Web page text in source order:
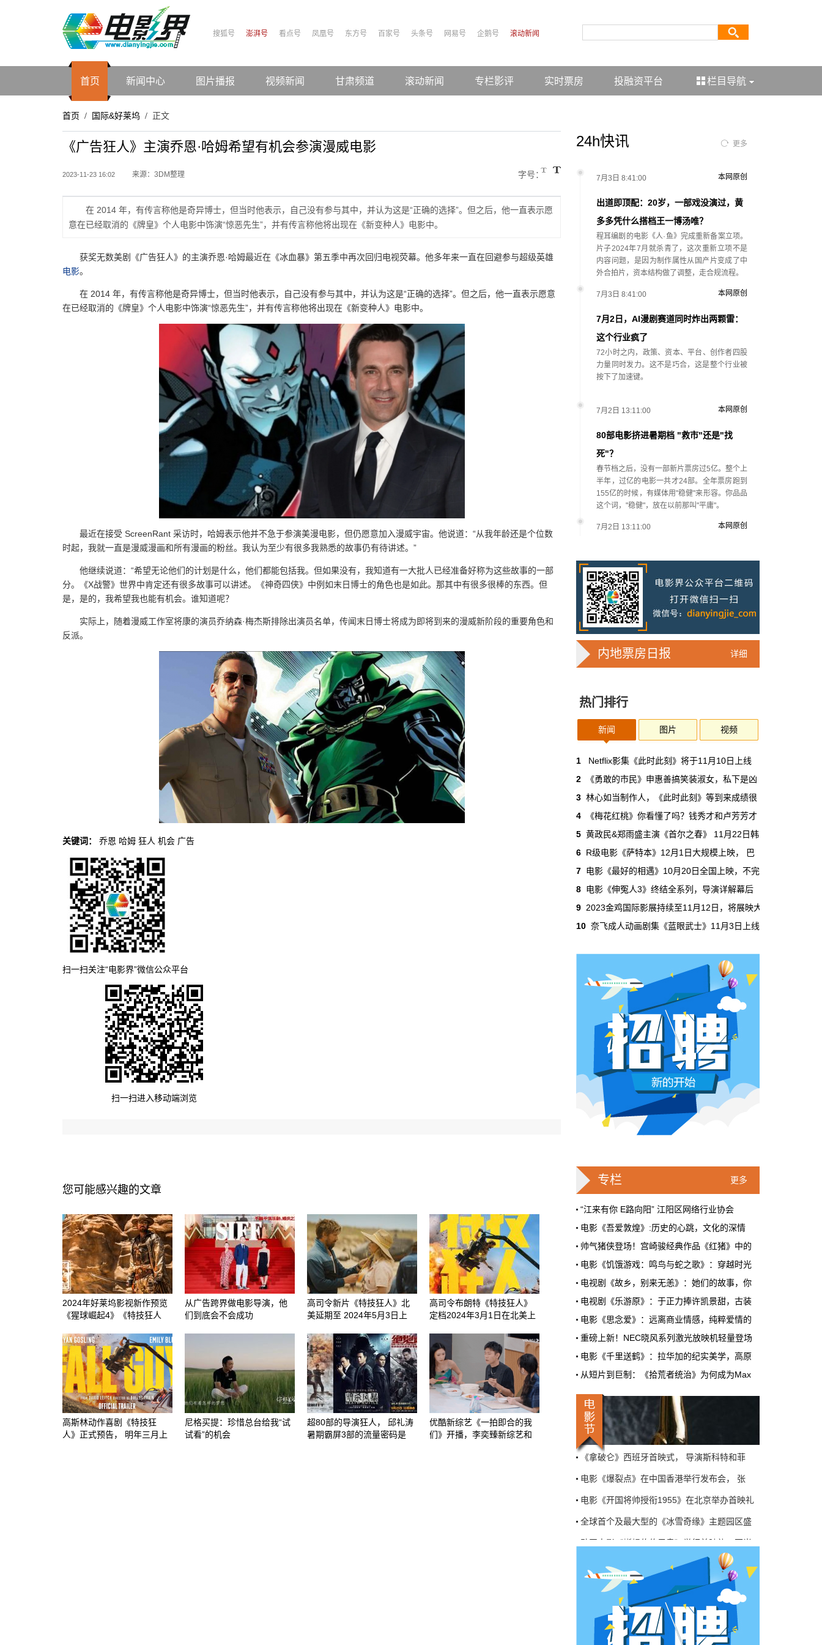
搜狐号 澎湃号 看点号 凤凰号 东方号 百家号 头条号 网易号 企鹅号 滚动新闻
首页 新闻中心 图片播报 视频新闻 甘肃频道 滚动新闻 专栏影评 实时票房 投融资平台 栏目导航
首页 / 国际&好莱坞 / 正文
《广告狂人》主演乔恩·哈姆希望有机会参演漫威电影
2023-11-23 16:02 来源：3DM整理 字号：
在 2014 年，有传言称他是奇异博士，但当时他表示，自己没有参与其中，并认为这是“正确的选择”。但之后，他一直表示愿
意在已经取消的《牌皇》个人电影中饰演“惊恶先生”，并有传言称他将出现在《新变种人》电影中。
获奖无数美剧《广告狂人》的主演乔恩·哈姆最近在《冰血暴》第五季中再次回归电视荧幕。他多年来一直在回避参与超级英雄
电影。
在 2014 年，有传言称他是奇异博士，但当时他表示，自己没有参与其中，并认为这是“正确的选择”。但之后，他一直表示愿意
在已经取消的《牌皇》个人电影中饰演“惊恶先生”，并有传言称他将出现在《新变种人》电影中。
最近在接受 ScreenRant 采访时，哈姆表示他并不急于参演美漫电影，但仍愿意加入漫威宇宙。他说道：“从我年龄还是个位数
时起，我就一直是漫威漫画和所有漫画的粉丝。我认为至少有很多我熟悉的故事仍有待讲述。”
他继续说道：“希望无论他们的计划是什么，他们都能包括我。但如果没有，我知道有一大批人已经准备好称为这些故事的一部
分。《X战警》世界中肯定还有很多故事可以讲述。《神奇四侠》中例如末日博士的角色也是如此。那其中有很多很棒的东西。但
是，是的，我希望我也能有机会。谁知道呢？
实际上，随着漫威工作室将康的演员乔纳森·梅杰斯排除出演员名单，传闻末日博士将成为即将到来的漫威新阶段的重要角色和
反派。
关键词： 乔恩 哈姆 狂人 机会 广告
扫一扫关注“电影界”微信公众平台
扫一扫进入移动端浏览
您可能感兴趣的文章
2024年好莱坞影视新作预览
《猩球崛起4》《特技狂人
从广告跨界做电影导演，他
们到底会不会成功
高司令新片《特技狂人》北
美延期至 2024年5月3日上
高司令布朗特《特技狂人》
定档2024年3月1日在北美上
高斯林动作喜剧《特技狂
人》正式预告， 明年三月上
尼格买提：珍惜总台给我“试
试看”的机会
超80部的导演狂人， 邱礼涛
暑期霸屏3部的流量密码是
优酷新综艺《一拍即合的我
们》开播，李奕臻新综艺和
24h快讯 更多
7月3日 8:41:00
出道即顶配：20岁，一部戏没演过，黄
多多凭什么搭档王一博汤唯？
程耳编剧的电影《人·鱼》完成重新备案立项。
片子2024年7月就杀青了，这次重新立项不是
内容问题，是因为制作属性从国产片变成了中
外合拍片，资本结构做了调整，走合规流程。
本网原创
7月3日 8:41:00
7月2日，AI漫剧赛道同时炸出两颗雷：
这个行业疯了
72小时之内，政策、资本、平台、创作者四股
力量同时发力。这不是巧合，这是整个行业被
按下了加速键。
本网原创
7月2日 13:11:00
80部电影挤进暑期档 "救市"还是"找
死"？
春节档之后，没有一部新片票房过5亿。整个上
半年，过亿的电影一共才24部。全年票房跑到
155亿的时候，有媒体用"稳健"来形容。你品品
这个词，"稳健"，放在以前那叫"平庸"。
本网原创
7月2日 13:11:00
路
2025年，真人实拍微短剧的上线数量占比约
71%，AI微短剧不到30%。到了2026年第一季
度，这个比例完全倒挂——真人实拍跌到
32%，AI飙升到68%。
本网原创
华策拿《西游记》赌AI那天，半个影视
一个做了几十年传统影视的头部公司，用这种
再是草根创业者的自嗨游戏，正规军来了。
本网原创
6月30日 11:34:00
7月1日起AI漫剧独立上户：30万以下
的，平台自己兜着
过去两年，AI漫剧用一种近乎无政府的方式，
吃掉了整个微短剧市场95%的产量，却几乎没
本网原创
6月29日 10:20:00
时间，年轻人在电影院里的占比缩水了一半还
多。20岁以下更夸张，从8.9%跌到2.9%，几
乎归零…
本网原创
6月29日 10:20:00
AI短剧赢了数量，真人短剧赢了命
2026年一季度，全行业上线微短剧12.8万部，
其中AI短剧12.2万部，占比超过95%。真人短
剧？只剩几千部。你猜这95%的AI短剧，拿走
了多少流量？
本网原创
6月28日 13:03:00
戛纳一句"Fuck AI"，喊出了多少电影人
高定，而是一句话。
本网原创
6月28日 9:25:00
周星驰跑去拍AI短剧了，电影院还剩什
么？
5月31号，横店。63岁的周星驰穿着黑色夹克
出现在《食神2026》的开机现场。这部短剧改
编自他30年前的经典电影，竖屏拍摄，AI辅助
制作，成本400万。预计9月上线。
本网原创
6月28日 9:25:00
短剧从业者在评论区集体破防。有人说"今年开
机率比去年腰斩"，有人说"演员片酬从日薪800
三天的东西，AI一天出八集，还比你好看…
本网原创
6月27日 10:01:00
9万块银幕，全年只卖400亿：电影院的
钱去哪了？
近80部中外影片，革命历史、喜剧、科幻、动
《玩具总动员5》、谢苗的《火遮眼》，该有的
牌都亮出来了。
6月27日 10:01:00
7万部AI短剧一夜下架，广电总局这次是
动真格的
6月24日，广电总局官网挂出了一份文件。没
有发布会，没有吹风会。就这么安安静静地，
把《微短剧发展管理办法（征求意见稿）》摆
到了所有人面前。
详细
内地票房日报
热门排行
新闻 图片 视频
1
Netflix影集《此时此刻》将于11月10日上线
2
《勇敢的市民》申惠善搞笑装淑女，私下是凶
3 林心如当制作人，《此时此刻》等到来成绩很
4
《梅花红桃》你看懂了吗？钱秀才和卢芳芳才
5 黄政民&郑雨盛主演《首尔之春》 11月22日韩
6 R级电影《萨特本》12月1日大规模上映， 巴
7 电影《最好的相遇》10月20日全国上映，不完
8 电影《伸冤人3》终结全系列，导演详解幕后
9 2023金鸡国际影展持续至11月12日，将展映大
10 奈飞成人动画剧集《蓝眼武士》11月3日上线
更多
专栏
“江来有你 E路向阳” 江阳区网络行业协会
电影《吾爱敦煌》:历史的心跳，文化的深情
帅气猪侠登场！宫崎骏经典作品《红猪》中的
电影《饥饿游戏：鸣鸟与蛇之歌》：穿越时光
电视剧《故乡，别来无恙》：她们的故事，你
电视剧《乐游原》：于正力捧许凯景甜，古装
电影《思念爱》：远离商业情感，纯粹爱情的
重磅上新！NEC晓风系列激光放映机轻量登场
电影《千里送鹤》：拉华加的纪实美学，高原
从短片到巨制：《拾荒者统治》为何成为Max
电影《开国将帅授衔1955》北京首映，主创分
《涉过愤怒的海》上海放映， 徐峥、邓超点
《拿破仑》西班牙首映式， 导演斯科特和菲
电影《爆裂点》在中国香港举行发布会， 张
电影《开国将帅授衔1955》在北京举办首映礼
全球首个及最大型的《冰雪奇缘》主题园区盛
动画电影《蜥蜴伯伯里奥》举行首映礼，亚当
电影《开国将帅授衔1955》北京首映，主创分
《涉过愤怒的海》上海放映， 徐峥、邓超点
《拿破仑》西班牙首映式， 导演斯科特和菲
电影《爆裂点》在中国香港举行发布会， 张